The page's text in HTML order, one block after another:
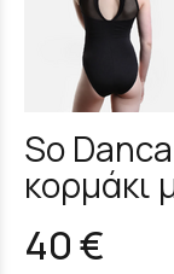
So
κορμάκι
40 €